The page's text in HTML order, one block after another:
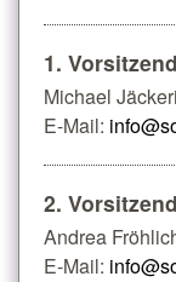
1.
Michael
E-Mail:
2.
Andrea
E-Mail: